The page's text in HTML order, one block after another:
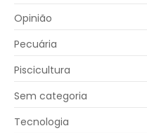
Opinião
Pecuária
Piscicultura
Sem categoria
Tecnologia